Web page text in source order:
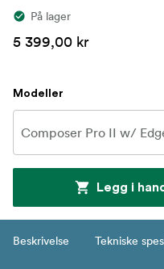
På lager
5 399,00 kr
Modeller
Legg i
Beskrivelse Tekniske